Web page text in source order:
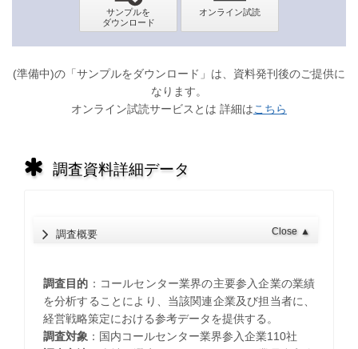
(準備中)の「サンプルをダウンロード」は、資料発刊後のご提供に
なります。
オンライン試読サービスとは 詳細はこちら
調査資料詳細データ
調査概要 Close ▲
調査目的 ：コールセンター業界の主要参入企業の業績
を分析することにより、当該関連企業及び担当者に、
経営戦略策定における参考データを提供する。
調査対象：国内コールセンター業界参入企業110社